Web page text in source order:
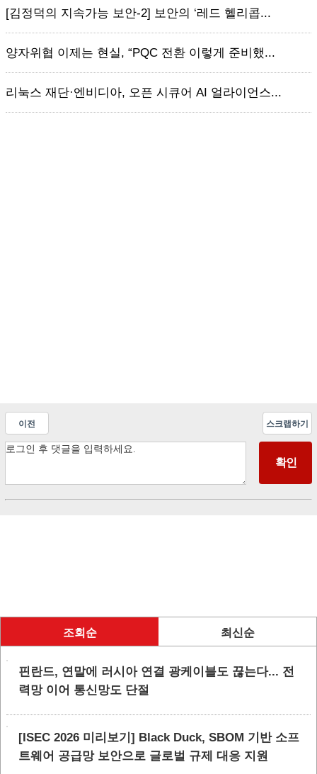
[김정덕의 지속가능 보안-2] 보안의 ‘레드 헬리콥...
양자위협 이제는 현실, “PQC 전환 이렇게 준비했...
리눅스 재단·엔비디아, 오픈 시큐어 AI 얼라이언스...
이전 스크랩하기
조회순 최신순
핀란드, 연말에 러시아 연결 광케이블도 끊는다... 전
력망 이어 통신망도 단절
[ISEC 2026 미리보기] Black Duck, SBOM 기반 소프
트웨어 공급망 보안으로 글로벌 규제 대응 지원